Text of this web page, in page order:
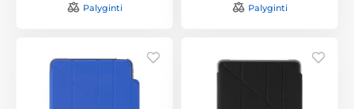
Palyginti Palyginti